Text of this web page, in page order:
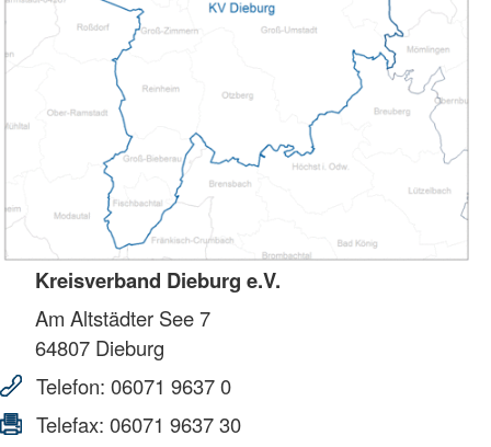
Kreisverband Dieburg e.V.
Am Altstädter See 7
64807 Dieburg
Telefon: 06071 9637 0
Telefax: 06071 9637 30